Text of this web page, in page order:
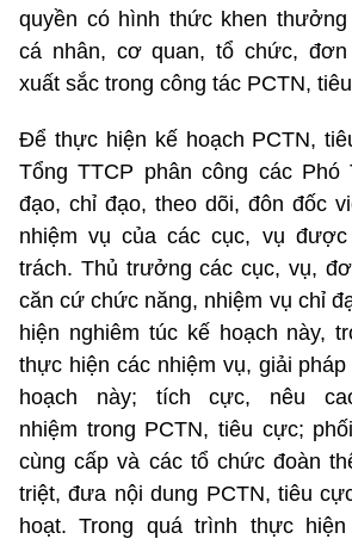
quyền có hình thức khen
cá nhân, cơ quan, tổ chức,
xuất sắc trong công tác PCTN,
Để thực hiện kế hoạch PCTN,
Tổng TTCP phân công các Phó
đạo, chỉ đạo, theo dõi, đôn đốc
nhiệm vụ của các cục, vụ
trách. Thủ trưởng các cục, vụ,
căn cứ chức năng, nhiệm vụ chỉ
hiện nghiêm túc kế hoạch này,
thực hiện các nhiệm vụ, giải
hoạch này; tích cực, nêu
nhiệm trong PCTN, tiêu cực;
cùng cấp và các tổ chức đoàn
triệt, đưa nội dung PCTN, tiêu
hoạt. Trong quá trình thực